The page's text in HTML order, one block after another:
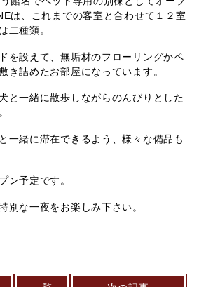
は、これまでの客室と合わせて１２室
二種類。
を設えて、無垢材のフローリングかペ
き詰めたお部屋になっています。
と一緒に散歩しながらのんびりとした
一緒に滞在できるよう、様々な備品も
ン予定です。
別な一夜をお楽しみ下さい。